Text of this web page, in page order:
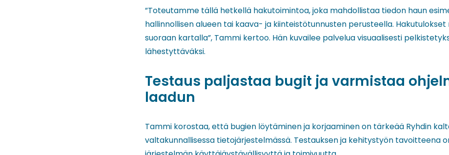
”Toteutamme tällä hetkellä hakutoimintoa, joka mahdollistaa tiedon haun
hallinnollisen alueen tai kaava- ja kiinteistötunnusten perusteella.
suoraan kartalla”, Tammi kertoo. Hän kuvailee palvelua visuaalisesti
lähestyttäväksi.
Testaus paljastaa bugit ja varmistaa
laadun
Tammi korostaa, että bugien löytäminen ja korjaaminen on tärkeää Ryhdin
valtakunnallisessa tietojärjestelmässä. Testauksen ja kehitystyön tavoitteena